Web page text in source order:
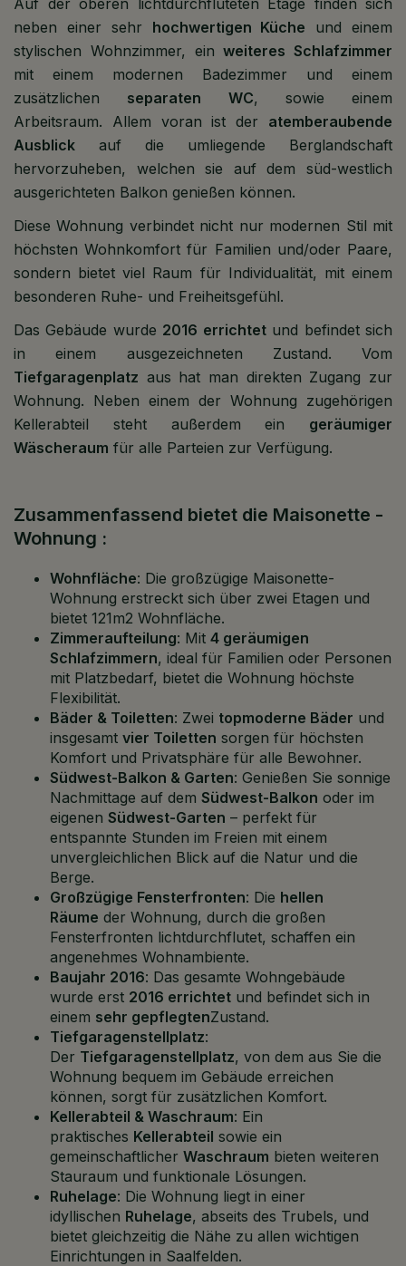
neben einer sehr hochwertigen Küche und einem
stylischen Wohnzimmer, ein weiteres Schlafzimmer
mit einem modernen Badezimmer und einem
zusätzlichen separaten WC, sowie einem
Arbeitsraum. Allem voran ist der atemberaubende
Ausblick auf die umliegende Berglandschaft
hervorzuheben, welchen sie auf dem süd-westlich
ausgerichteten Balkon genießen können.
Diese Wohnung verbindet nicht nur modernen Stil mit
höchsten Wohnkomfort für Familien und/oder Paare,
sondern bietet viel Raum für Individualität, mit einem
besonderen Ruhe- und Freiheitsgefühl.
Das Gebäude wurde 2016 errichtetund befindet sich
in einem ausgezeichneten Zustand. Vom
Tiefgaragenplatz aus hat man direkten Zugang zur
Wohnung. Neben einem der Wohnung zugehörigen
Kellerabteil steht außerdem ein geräumiger
Wäscheraum für alle Parteien zur Verfügung.
Zusammenfassend bietet die Maisonette -
Wohnung :
Wohnfläche: Die großzügige Maisonette-
Wohnung erstreckt sich über zwei Etagen und
bietet 121m2 Wohnfläche.
Zimmeraufteilung: Mit 4 geräumigen
Schlafzimmern, ideal für Familien oder Personen
mit Platzbedarf, bietet die Wohnung höchste
Flexibilität.
Bäder & Toiletten: Zwei topmoderne Bäder und
insgesamt vier Toiletten sorgen für höchsten
Komfort und Privatsphäre für alle Bewohner.
Südwest-Balkon & Garten: Genießen Sie sonnige
Nachmittage auf dem Südwest-Balkon oder im
eigenen Südwest-Garten – perfekt für
entspannte Stunden im Freien mit einem
unvergleichlichen Blick auf die Natur und die
Berge.
Großzügige Fensterfronten: Die hellen
Räume der Wohnung, durch die großen
Fensterfronten lichtdurchflutet, schaffen ein
angenehmes Wohnambiente.
Baujahr 2016: Das gesamte Wohngebäude
wurde erst 2016 errichtet und befindet sich in
einem sehr gepflegtenZustand.
Tiefgaragenstellplatz:
Der Tiefgaragenstellplatz, von dem aus Sie die
Wohnung bequem im Gebäude erreichen
können, sorgt für zusätzlichen Komfort.
Kellerabteil & Waschraum: Ein
praktisches Kellerabteil sowie ein
gemeinschaftlicher Waschraum bieten weiteren
Stauraum und funktionale Lösungen.
Ruhelage: Die Wohnung liegt in einer
idyllischen Ruhelage, abseits des Trubels, und
bietet gleichzeitig die Nähe zu allen wichtigen
Einrichtungen in Saalfelden.